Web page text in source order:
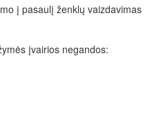
į pasaulį ženklų vaizdavimas
įvairios negandos: